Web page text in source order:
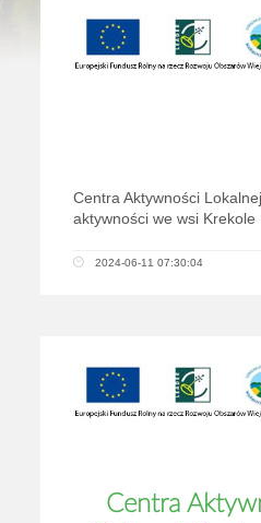
Centra Aktywności
aktywności we wsi Krekole
2024-06-11 07:30:04
Centra